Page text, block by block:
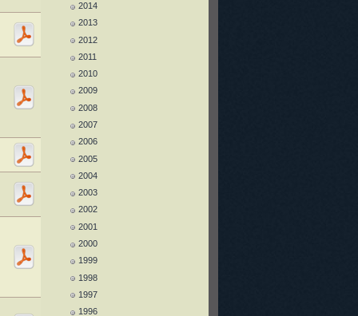
2014
2013
2012
2011
2010
2009
2008
2007
2006
2005
2004
2003
2002
2001
2000
1999
1998
1997
1996